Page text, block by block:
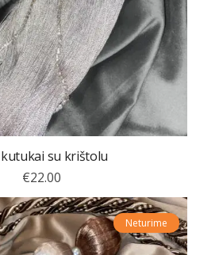
su krištolu
€22.00
Neturime